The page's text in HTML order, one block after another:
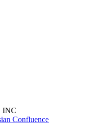
INC
Confluence